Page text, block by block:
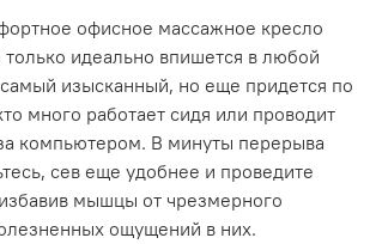
офисное массажное кресло
идеально впишется в любой
изысканный, но еще придется по
много работает сидя или проводит
компьютером. В минуты перерыва
сев еще удобнее и проведите
мышцы от чрезмерного
ощущений в них.